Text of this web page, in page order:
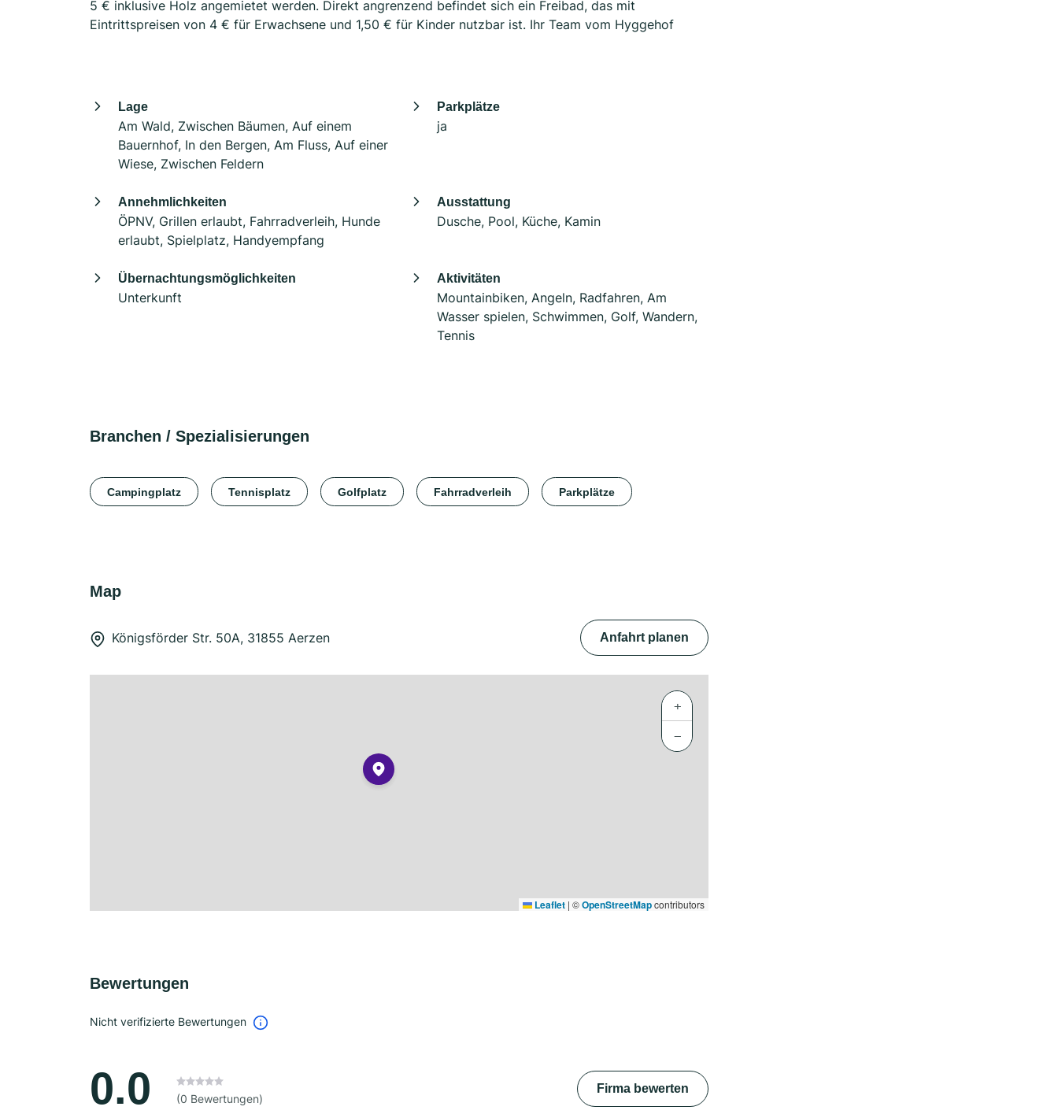
5 € inklusive Holz angemietet werden. Direkt angrenzend befindet sich ein Freibad, das mit
Eintrittspreisen von 4 € für Erwachsene und 1,50 € für Kinder nutzbar ist. Ihr Team vom Hyggehof
Lage
Am Wald, Zwischen Bäumen, Auf einem
Bauernhof, In den Bergen, Am Fluss, Auf einer
Wiese, Zwischen Feldern
Parkplätze
ja
Annehmlichkeiten
ÖPNV, Grillen erlaubt, Fahrradverleih, Hunde
erlaubt, Spielplatz, Handyempfang
Ausstattung
Dusche, Pool, Küche, Kamin
Übernachtungsmöglichkeiten
Unterkunft
Aktivitäten
Mountainbiken, Angeln, Radfahren, Am
Wasser spielen, Schwimmen, Golf, Wandern,
Tennis
Branchen / Spezialisierungen
Campingplatz Tennisplatz Golfplatz Fahrradverleih Parkplätze
Map
Königsförder Str. 50A, 31855 Aerzen Anfahrt planen
+
−
Leaflet | ©OpenStreetMapcontributors
Bewertungen
Nicht verifizierte Bewertungen
0.0 (0 Bewertungen)
Firma bewerten